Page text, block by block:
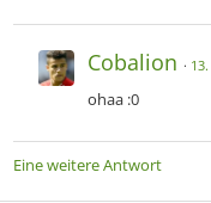
Cobalion
ohaa :0
Eine weitere Antwort